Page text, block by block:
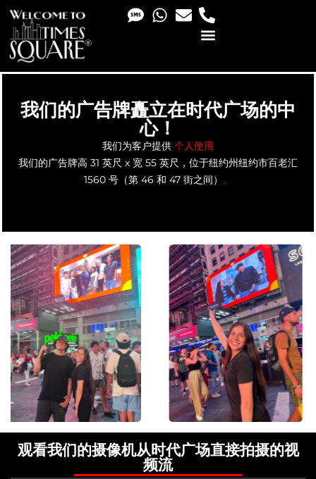
我们的广告牌矗立在时代广场的中
心！
我们为客户提供 个人使用
我们的广告牌高 31 英尺 x 宽 55 英尺，位于纽约州纽约市百老汇
1560 号（第 46 和 47 街之间） 。
观看我们的摄像机从时代广场直接拍摄的视
频流